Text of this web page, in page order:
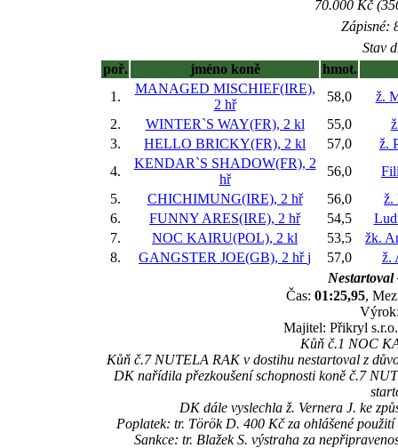
70.000 Kč
Zápisné:
Stav
poř.
jméno koně
hmot.
1.
MANAGED MISCHIEF(IRE),
2 hř
58,0
ž.
2.
WINTER`S WAY(FR), 2 kl 55,0
3.
HELLO BRICKY(FR), 2 kl 57,0
ž.
4.
KENDAR`S SHADOW(FR), 2
hř
56,0
5.
CHICHIMUNG(IRE), 2 hř 56,0
ž.
6.
FUNNY ARES(IRE), 2 hř 54,5
7.
NOC KAIRU(POL), 2 kl 53,5
žk.
8.
GANGSTER JOE(GB), 2 hřj 57,0
ž.
Čas: 01:25,95,
Majitel: Přikryl
Kůň č.1 NOC
Kůň č.7 NUTELA RAK v dostihu nestartoval z
DK nařídila přezkoušení schopnosti koně č.7
DK dále vyslechla ž. Vernera J. ke
Poplatek: tr. Török D. 400 Kč za ohlášené
Sankce: tr. Blažek S. výstraha za